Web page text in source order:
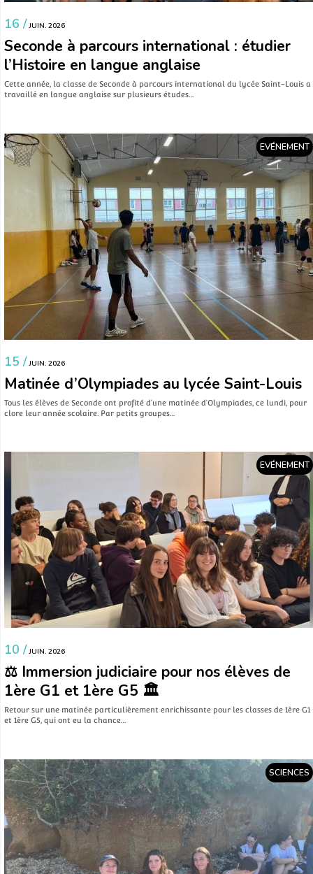
16 / JUIN. 2026
Seconde à parcours international : étudier
l’Histoire en langue anglaise
Cette année, la classe de Seconde à parcours international du lycée Saint-Louis a
travaillé en langue anglaise sur plusieurs études…
EVÉNEMENT
15 / JUIN. 2026
Matinée d’Olympiades au lycée Saint-Louis
Tous les élèves de Seconde ont profité d’une matinée d’Olympiades, ce lundi, pour
clore leur année scolaire. Par petits groupes…
EVÉNEMENT
10 / JUIN. 2026
⚖️ Immersion judiciaire pour nos élèves de
1ère G1 et 1ère G5 🏛️
​Retour sur une matinée particulièrement enrichissante pour les classes de 1ère G1
et 1ère G5, qui ont eu la chance…
SCIENCES